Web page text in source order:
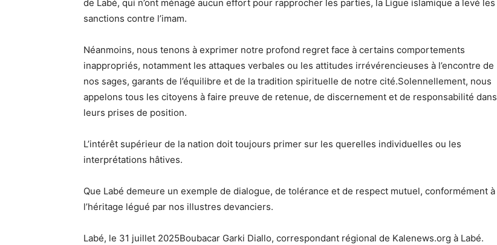
de Labé, qui n’ont ménagé aucun effort pour rapprocher les parties, la Ligue islamique a levé les
sanctions contre l’imam.
Néanmoins, nous tenons à exprimer notre profond regret face à certains comportements
inappropriés, notamment les attaques verbales ou les attitudes irrévérencieuses à l’encontre de
nos sages, garants de l’équilibre et de la tradition spirituelle de notre cité.Solennellement, nous
appelons tous les citoyens à faire preuve de retenue, de discernement et de responsabilité dans
leurs prises de position.
L’intérêt supérieur de la nation doit toujours primer sur les querelles individuelles ou les
interprétations hâtives.
Que Labé demeure un exemple de dialogue, de tolérance et de respect mutuel, conformément à
l’héritage légué par nos illustres devanciers.
Labé, le 31 juillet 2025Boubacar Garki Diallo, correspondant régional de Kalenews.org à Labé.